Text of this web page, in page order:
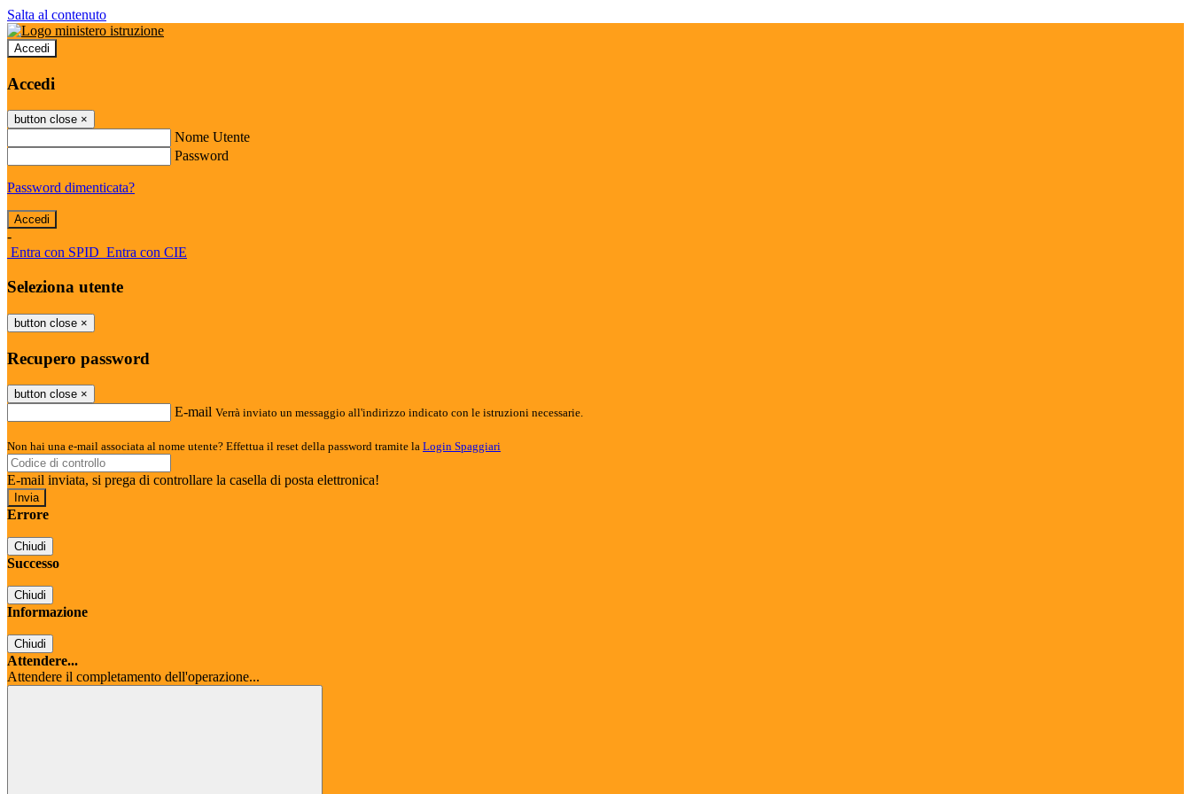
Salta al contenuto
Accedi
Accedi
button close ×
Nome Utente
Password
Password dimenticata?
-
Entra con SPID Entra con CIE
Seleziona utente
button close ×
Recupero password
button close ×
E-mail Verrà inviato un messaggio all'indirizzo indicato con le istruzioni necessarie.
Non hai una e-mail associata al nome utente? Effettua il reset della password tramite la Login Spaggiari
E-mail inviata, si prega di controllare la casella di posta elettronica!
Errore
Chiudi
Successo
Chiudi
Informazione
Chiudi
Attendere...
Attendere il completamento dell'operazione...